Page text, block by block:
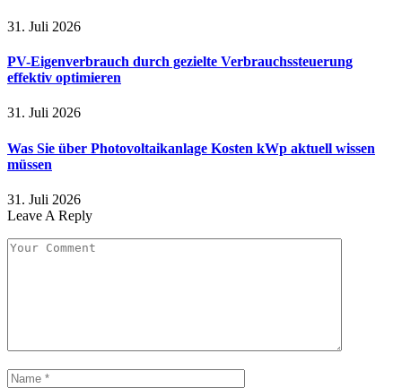
31. Juli 2026
PV-Eigenverbrauch durch gezielte Verbrauchssteuerung
effektiv optimieren
31. Juli 2026
Was Sie über Photovoltaikanlage Kosten kWp aktuell wissen
müssen
31. Juli 2026
Leave A Reply